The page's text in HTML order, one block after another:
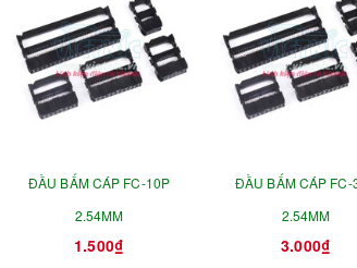
ĐẦU BẤM CÁP FC-10P
2.54MM
1.500₫
ĐẦU BẤM CÁP FC-
2.54MM
3.000₫